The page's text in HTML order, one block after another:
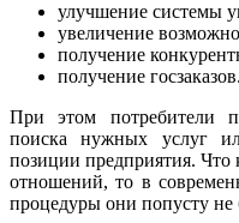
улучшение системы
увеличение
получение
получение госзаказов.
При этом потребители
поиска нужных услуг
позиции предприятия. Что
отношений, то в
процедуры они попусту не